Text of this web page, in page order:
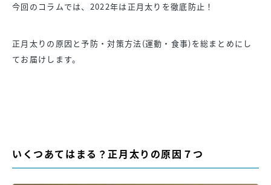
今回のコラムでは、2022年は正月太りを徹底防止！
正月太りの原因と予防・対策方法(運動・食事)を総まとめにし
てお届けします。
いくつあてはまる？正月太りの原因７つ